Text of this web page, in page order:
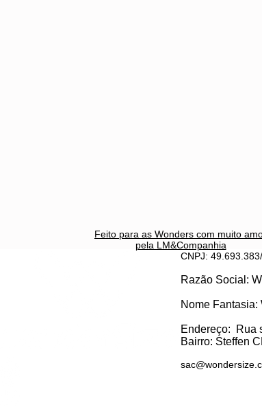
Feito para as Wonders com muito
pela LM&Companhia
CNPJ:
Razão Social:
Nome
Endereço:
Rua
Bairro: Steffen